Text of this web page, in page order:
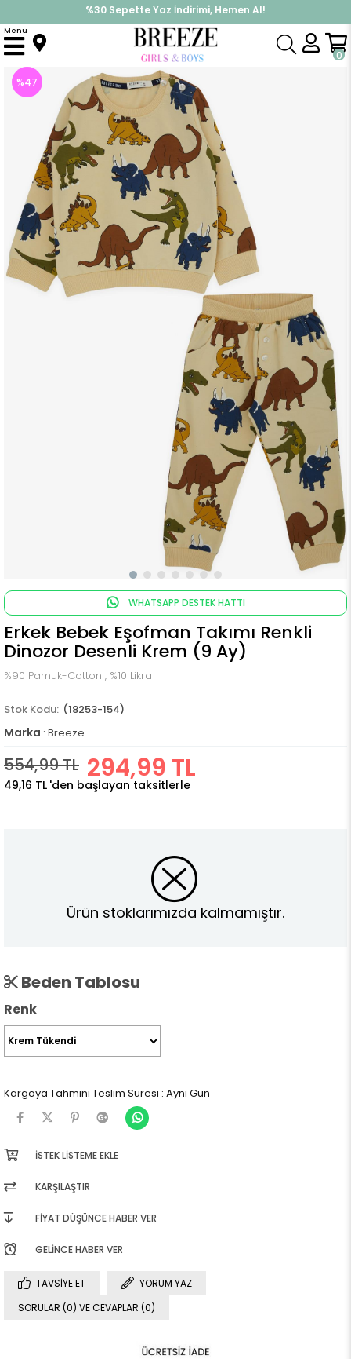
%30 Sepette Yaz İndirimi, Hemen Al!
İndirimlere ek %10 İndirimi Kap, Hemen Üye Ol!
0
Menu
Anasayfa Takımlar Eşofman Takım Erkek Bebek Eşofman Takımı Renkli Dinozor Desenli Krem (9 Ay)
%47
WHATSAPP DESTEK HATTI
Erkek Bebek Eşofman Takımı Renkli
Dinozor Desenli Krem (9 Ay)
%90 Pamuk-Cotton , %10 Likra
(18253-154)
Marka : Breeze
554,99 TL 294,99 TL
49,16 TL 'den başlayan taksitlerle
Ürün stoklarımızda kalmamıştır.
Beden Tablosu
Renk
Kargoya Tahmini Teslim Süresi : Aynı Gün
İSTEK LISTEME EKLE
KARŞILAŞTIR
FIYAT DÜŞÜNCE HABER VER
GELINCE HABER VER
TAVSIYE ET
YORUM YAZ
SORULAR (0) VE CEVAPLAR (0)